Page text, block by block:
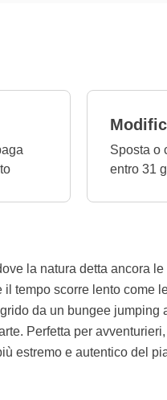
Sposta o
entro 31
la natura detta ancora
tempo scorre lento come
da un bungee
Perfetta per
estremo e autentico del